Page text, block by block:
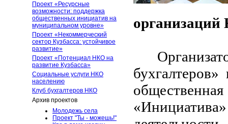
Проект «Ресурсные
возможности: поддержка
общественных инициатив на
муниципальном уровне»
Проект «Некоммерческий
сектор Кузбасса: устойчивое
развитие»
Проект «Потенциал НКО на
развитие Кузбасса»
Социальные услуги НКО
населению
Клуб бухгалтеров НКО
Архив проектов
Молодежь села
Проект "Ты - можешь!"
организаций